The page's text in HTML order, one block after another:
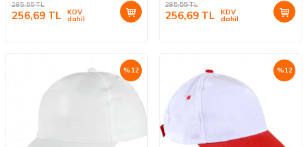
285,55TL
256,69 TL KDV
dahil
285,55TL
256,69 TL KDV
dahil
%12 %12